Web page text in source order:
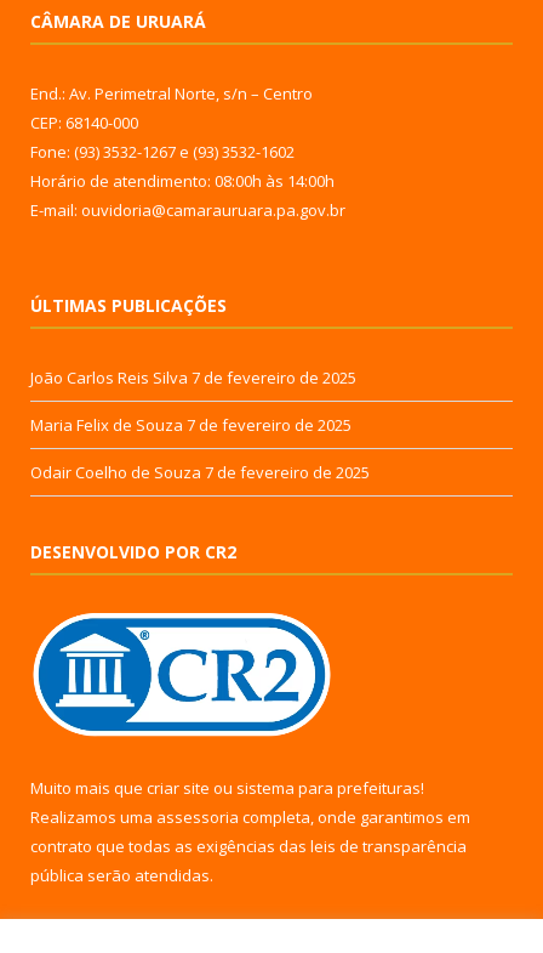
CÂMARA DE URUARÁ
End.: Av. Perimetral Norte, s/n – Centro
CEP: 68140-000
Fone: (93) 3532-1267 e (93) 3532-1602
Horário de atendimento: 08:00h às 14:00h
E-mail: ouvidoria@camarauruara.pa.gov.br
ÚLTIMAS PUBLICAÇÕES
João Carlos Reis Silva 7 de fevereiro de 2025
Maria Felix de Souza 7 de fevereiro de 2025
Odair Coelho de Souza 7 de fevereiro de 2025
DESENVOLVIDO POR CR2
Muito mais que criar site ou sistema para prefeituras!
Realizamos uma assessoria completa, onde garantimos em
contrato que todas as exigências das leis de transparência
pública serão atendidas.